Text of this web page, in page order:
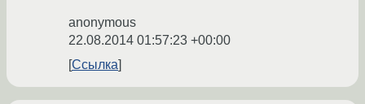
anonymous
22.08.2014 01:57:23 +00:00
Ссылка